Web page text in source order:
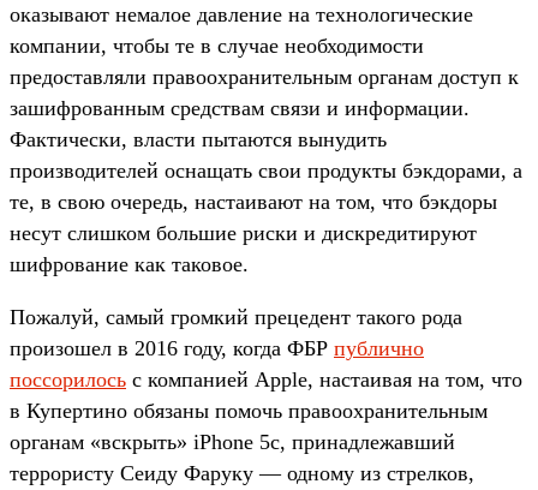
оказывают немалое давление на технологические
компании, чтобы те в случае необходимости
предоставляли правоохранительным органам доступ к
зашифрованным средствам связи и информации.
Фактически, власти пытаются вынудить
производителей оснащать свои продукты бэкдорами, а
те, в свою очередь, настаивают на том, что бэкдоры
несут слишком большие риски и дискредитируют
шифрование как таковое.
Пожалуй, самый громкий прецедент такого рода
произошел в 2016 году, когда ФБР публично
поссорилось с компанией Apple, настаивая на том, что
в Купертино обязаны помочь правоохранительным
органам «вскрыть» iPhone 5c, принадлежавший
террористу Сеиду Фаруку — одному из стрелков,